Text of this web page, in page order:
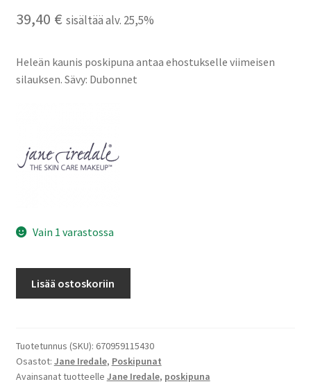
Ostoskori
Evästeseloste
39,40 € sisältää alv. 25,5%
Heleän kaunis poskipuna antaa ehostukselle viimeisen
silauksen. Sävy: Dubonnet
Vain 1 varastossa
Lisää ostoskoriin
Tuotetunnus (SKU): 670959115430
Osastot: Jane Iredale, Poskipunat
Avainsanat tuotteelle Jane Iredale, poskipuna